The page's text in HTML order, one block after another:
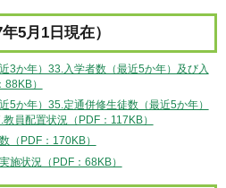
5月1日現在）
3か年）33.入学者数（最近5か年）及び入
）
5か年）35.定通併修生徒数（最近5か年）
員配置状況（PDF：117KB）
（PDF：170KB）
施状況（PDF：68KB）